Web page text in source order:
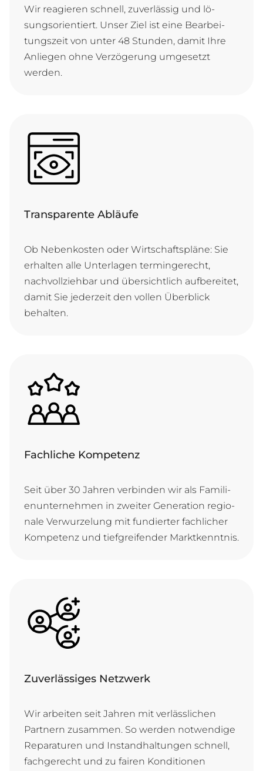
Wir re­a­gie­ren schnell, zu­ver­läs­sig und lö­
sungs­ori­en­tiert. Un­ser Ziel ist ei­ne Be­ar­bei­
tungs­zeit von un­ter 48 Stun­den, da­mit Ih­re
An­lie­gen oh­ne Ver­zö­ge­rung um­ge­setzt
werden.
Transparente Abläufe
Ob Ne­ben­kos­ten o­der Wirt­schafts­plä­ne: Sie
er­hal­ten al­le Un­ter­la­gen ter­min­ge­recht,
nach­voll­zie­hbar und ü­ber­sicht­lich auf­be­rei­tet,
da­mit Sie je­der­zeit den vol­len Ü­ber­blick
behalten.
Fachliche Kompetenz
Seit ü­ber 30 Jah­ren ver­bin­den wir als Fa­mi­li­
en­un­ter­neh­men in zwei­ter Ge­ne­ra­ti­on re­gi­o­
na­le Ver­wur­ze­lung mit fun­dier­ter fach­li­cher
Kom­pe­tenz und tief­grei­fen­der Marktkenntnis.
Zuverlässiges Netzwerk
Wir ar­bei­ten seit Jah­ren mit ver­läss­li­chen
Part­nern zu­sam­men. So wer­den not­wen­di­ge
Re­pa­ra­tu­ren und In­stand­hal­tun­gen schnell,
fach­ge­recht und zu fai­ren Kon­di­ti­o­nen